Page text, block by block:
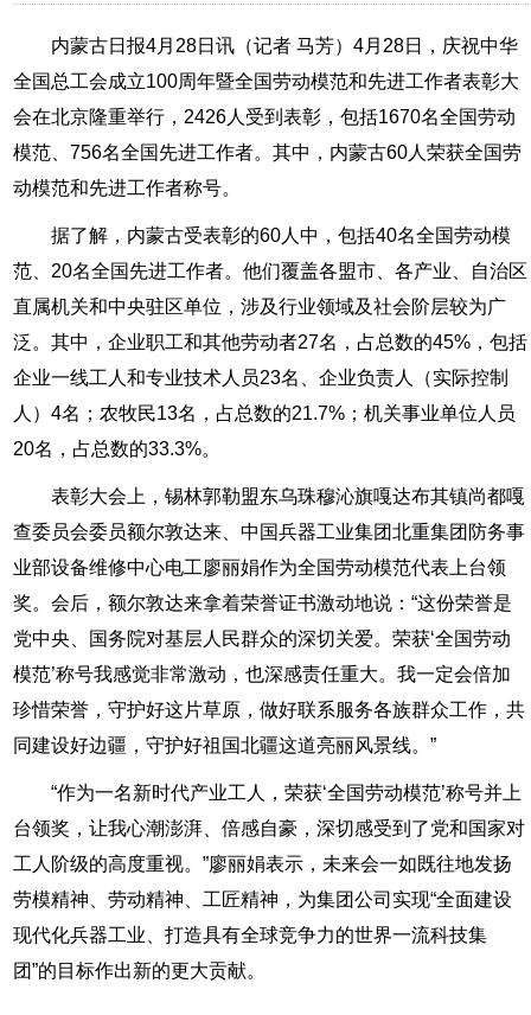
内蒙古日报4月28日讯（记者 马芳）4月28日，庆祝中华
全国总工会成立100周年暨全国劳动模范和先进工作者表彰大
会在北京隆重举行，2426人受到表彰，包括1670名全国劳动
模范、756名全国先进工作者。其中，内蒙古60人荣获全国劳
动模范和先进工作者称号。
据了解，内蒙古受表彰的60人中，包括40名全国劳动模
范、20名全国先进工作者。他们覆盖各盟市、各产业、自治区
直属机关和中央驻区单位，涉及行业领域及社会阶层较为广
泛。其中，企业职工和其他劳动者27名，占总数的45%，包括
企业一线工人和专业技术人员23名、企业负责人（实际控制
人）4名；农牧民13名，占总数的21.7%；机关事业单位人员
20名，占总数的33.3%。
表彰大会上，锡林郭勒盟东乌珠穆沁旗嘎达布其镇尚都嘎
查委员会委员额尔敦达来、中国兵器工业集团北重集团防务事
业部设备维修中心电工廖丽娟作为全国劳动模范代表上台领
奖。会后，额尔敦达来拿着荣誉证书激动地说：“这份荣誉是
党中央、国务院对基层人民群众的深切关爱。荣获‘全国劳动
模范’称号我感觉非常激动，也深感责任重大。我一定会倍加
珍惜荣誉，守护好这片草原，做好联系服务各族群众工作，共
同建设好边疆，守护好祖国北疆这道亮丽风景线。”
“作为一名新时代产业工人，荣获‘全国劳动模范’称号并上
台领奖，让我心潮澎湃、倍感自豪，深切感受到了党和国家对
工人阶级的高度重视。”廖丽娟表示，未来会一如既往地发扬
劳模精神、劳动精神、工匠精神，为集团公司实现“全面建设
现代化兵器工业、打造具有全球竞争力的世界一流科技集
团”的目标作出新的更大贡献。